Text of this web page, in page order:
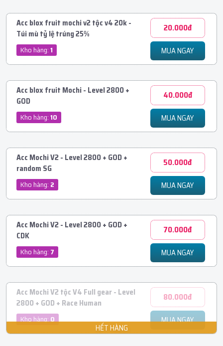
Acc blox fruit mochi v2 tộc v4 20k -
Túi mù tỷ lệ trúng 25%
Kho hàng:1
20.000đ
MUA NGAY
Acc blox fruit Mochi - Level 2800 +
GOD
Kho hàng:10
40.000đ
MUA NGAY
Acc Mochi V2 - Level 2800 + GOD +
random SG
Kho hàng: 2
50.000đ
MUA NGAY
Acc Mochi V2 - Level 2800 + GOD +
CDK
Kho hàng: 7
70.000đ
MUA NGAY
Acc Mochi V2 tộc V4 Full gear - Level
2800 + GOD + Race Human
Kho hàng:0
80.000đ
MUA NGAY